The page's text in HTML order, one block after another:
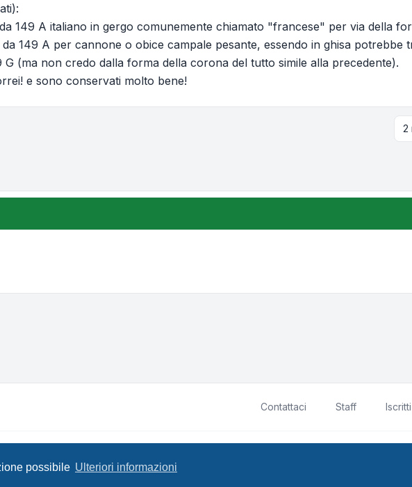
possibile Ulteriori informazioni
149 A italiano in gergo comunemente chiamato "francese" per via della
149 A per cannone o obice campale pesante, essendo in ghisa potrebbe
G (ma non credo dalla forma della corona del tutto simile alla precedente).
e sono conservati molto bene!
2
Contattaci Staff Iscritti